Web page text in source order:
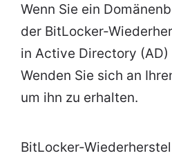
Wenn Sie ein
der BitLocker-
in Active Directory
Wenden Sie sich an
um ihn zu erhalten.
BitLocker-